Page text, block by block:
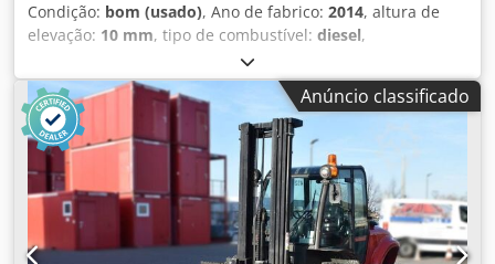
Condição: bom (usado), Ano de fabrico: 2014, altura de
elevação: 10 mm, tipo de combustível: diesel,
178 mm
Capacidade de elevação: 4.900 kg Altura de construção:
27,7 cm Marca CE: sim Estado técnico: bom Estado visual:
bom Dimensões de transporte (C x L x A): CxL 3,37 x 2,00 m
País de produção: ES Entre em contato com Christian
Theißen para mais informações. Fabricante: Ausa Modelo:
C500 Hx4 Ano de fabricação: 2014 Tipo de produto: Usado
Dados: Altura máxima de elevação: 5,48 m Capacidade de
carga: 4.900 kg Comprimento dos garfos: 1,78 m Tipo de
Anúncio classificado